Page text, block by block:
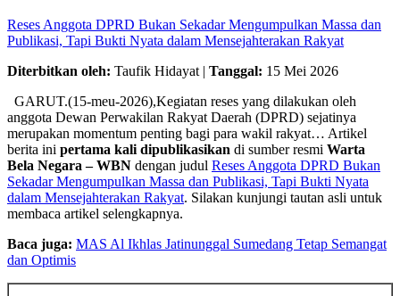
Reses Anggota DPRD Bukan Sekadar Mengumpulkan Massa dan
Publikasi, Tapi Bukti Nyata dalam Mensejahterakan Rakyat
Diterbitkan oleh: Taufik Hidayat | Tanggal: 15 Mei 2026
GARUT.(15-meu-2026),Kegiatan reses yang dilakukan oleh
anggota Dewan Perwakilan Rakyat Daerah (DPRD) sejatinya
merupakan momentum penting bagi para wakil rakyat… Artikel
berita ini pertama kali dipublikasikan di sumber resmi Warta
Bela Negara – WBN dengan judul Reses Anggota DPRD Bukan
Sekadar Mengumpulkan Massa dan Publikasi, Tapi Bukti Nyata
dalam Mensejahterakan Rakyat. Silakan kunjungi tautan asli untuk
membaca artikel selengkapnya.
Baca juga: MAS Al Ikhlas Jatinunggal Sumedang Tetap Semangat
dan Optimis